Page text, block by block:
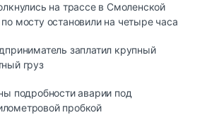
на трассе в Смоленской
мосту остановили на четыре часа
заплатил крупный
груз
подробности аварии под
пробкой